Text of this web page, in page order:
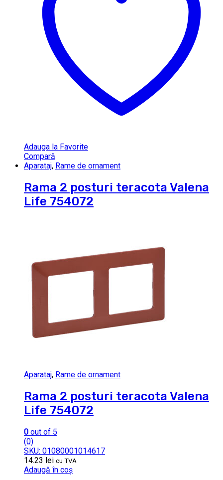
Adauga la Favorite
Compară
Aparataj, Rame de ornament
Rama 2 posturi teracota Valena
Life 754072
Aparataj, Rame de ornament
Rama 2 posturi teracota Valena
Life 754072
0 out of 5
(0)
SKU: 01080001014617
14.23 lei cu TVA
Adaugă în coș